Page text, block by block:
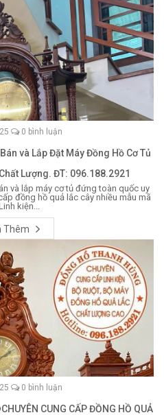
0 bình luận
và Lắp Đặt Máy Đồng Hồ Cơ Tủ
Lượng. ĐT: 096.188.2921
và lắp máy cơ tủ đứng toàn quốc uy
đồng hồ quả lắc cây nhiều mẫu mã
kiện...
Thêm
0 bình luận
CUNG CẤP ĐỒNG HỒ QUẢ